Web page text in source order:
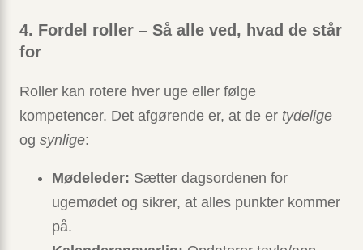
4. Fordel roller – Så alle ved, hvad de står
for
Roller kan rotere hver uge eller følge
kompetencer. Det afgørende er, at de er tydelige
og synlige:
Mødeleder: Sætter dagsordenen for
ugemødet og sikrer, at alles punkter kommer
på.